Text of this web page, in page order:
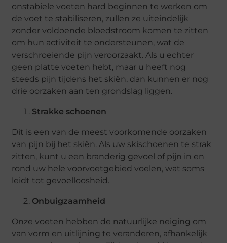
onstabiele voeten hard beginnen te werken om
de voet te stabiliseren, zullen ze uiteindelijk
zonder voldoende bloedstroom komen te zitten
om hun activiteit te ondersteunen, wat de
verschroeiende pijn veroorzaakt. Als u echter
geen platte voeten hebt, maar u heeft nog
steeds pijn tijdens het skiën, dan kunnen er nog
drie oorzaken aan ten grondslag liggen.
Strakke schoenen
Dit is een van de meest voorkomende oorzaken
van pijn bij het skiën. Als uw skischoenen te strak
zitten, kunt u een branderig gevoel of pijn in en
rond uw hele voorvoetgebied voelen, wat soms
leidt tot gevoelloosheid.
Onbuigzaamheid
Onze voeten hebben de natuurlijke neiging om
van vorm en uitlijning te veranderen, afhankelijk